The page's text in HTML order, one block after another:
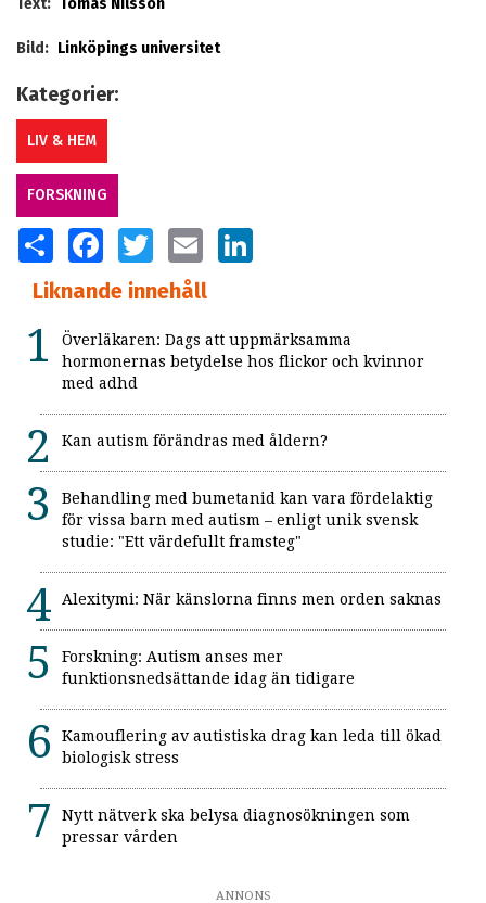
Bild: Linköpings universitet
Kategorier:
LIV & HEM
FORSKNING
SHARE FACEBOOKTWITTER EMAIL
Liknande innehåll
Överläkaren: Dags att uppmärksamma
hormonernas betydelse hos flickor och kvinnor
med adhd
Kan autism förändras med åldern?
Behandling med bumetanid kan vara fördelaktig
för vissa barn med autism – enligt unik svensk
studie: "Ett värdefullt framsteg"
Alexitymi: När känslorna finns men orden saknas
Forskning: Autism anses mer
funktionsnedsättande idag än tidigare
Kamouflering av autistiska drag kan leda till ökad
biologisk stress
Nytt nätverk ska belysa diagnosökningen som
pressar vården
ANNONS